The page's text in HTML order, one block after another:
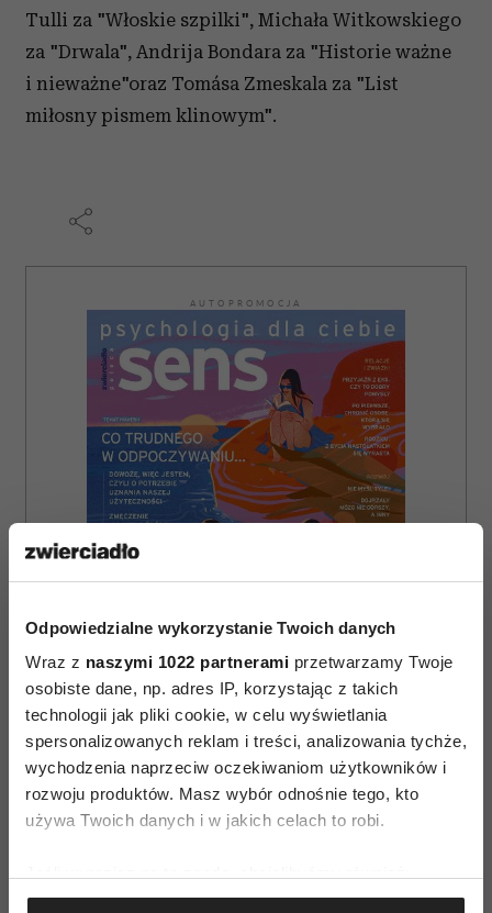
Odpowiedzialne wykorzystanie Twoich danych
Wraz z naszymi 1022 partnerami przetwarzamy Twoje
osobiste dane, np. adres IP, korzystając z takich
technologii jak pliki cookie, w celu wyświetlania
spersonalizowanych reklam i treści, analizowania tychże,
wychodzenia naprzeciw oczekiwaniom użytkowników i
rozwoju produktów. Masz wybór odnośnie tego, kto
używa Twoich danych i w jakich celach to robi.
Gromadzić dane dotyczące Twojej lokalizacji
Tulli za "Włoskie szpilki", Michała Witkowskiego
za "Drwala", Andrija Bondara za "Historie ważne
i nieważne"oraz Tomása Zmeskala za "List
miłosny pismem klinowym".
AUTOPROMOCJA
ZAMÓW
WYDANIE DRUKOWANE
E-WYDANIE